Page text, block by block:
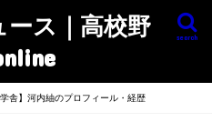
ース｜高校野
search
学舎】河内紬のプロフィール・経歴